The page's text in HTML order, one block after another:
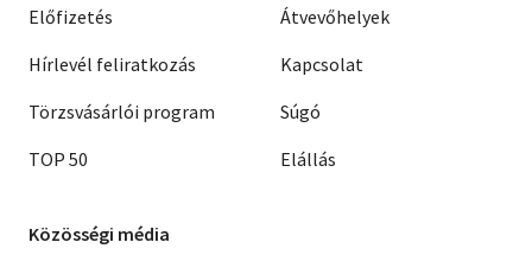
Előfizetés
Hírlevél feliratkozás
Törzsvásárlói program
TOP 50
Átvevőhelyek
Kapcsolat
Súgó
Elállás
Közösségi média